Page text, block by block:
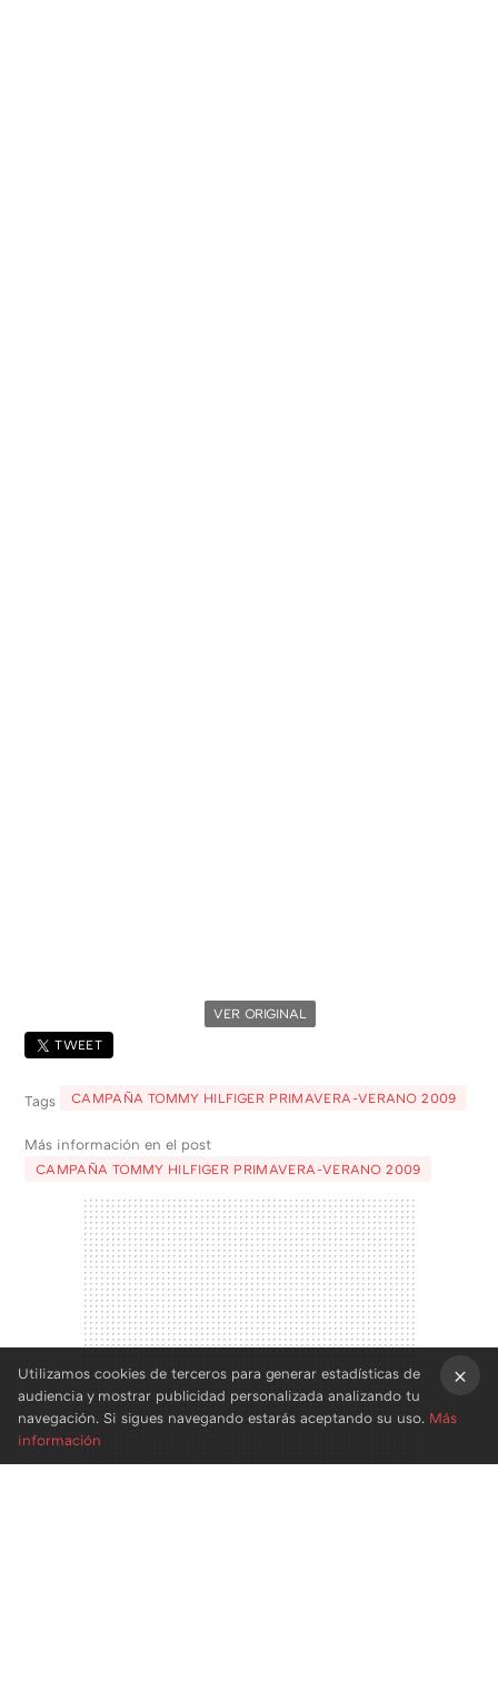
VER ORIGINAL
TWEET
Tags CAMPAÑA TOMMY HILFIGER PRIMAVERA-VERANO 2009
Más información en el post
CAMPAÑA TOMMY HILFIGER PRIMAVERA-VERANO 2009
Utilizamos cookies de terceros para generar estadísticas de
audiencia y mostrar publicidad personalizada analizando tu
navegación. Si sigues navegando estarás aceptando su uso. Más
información